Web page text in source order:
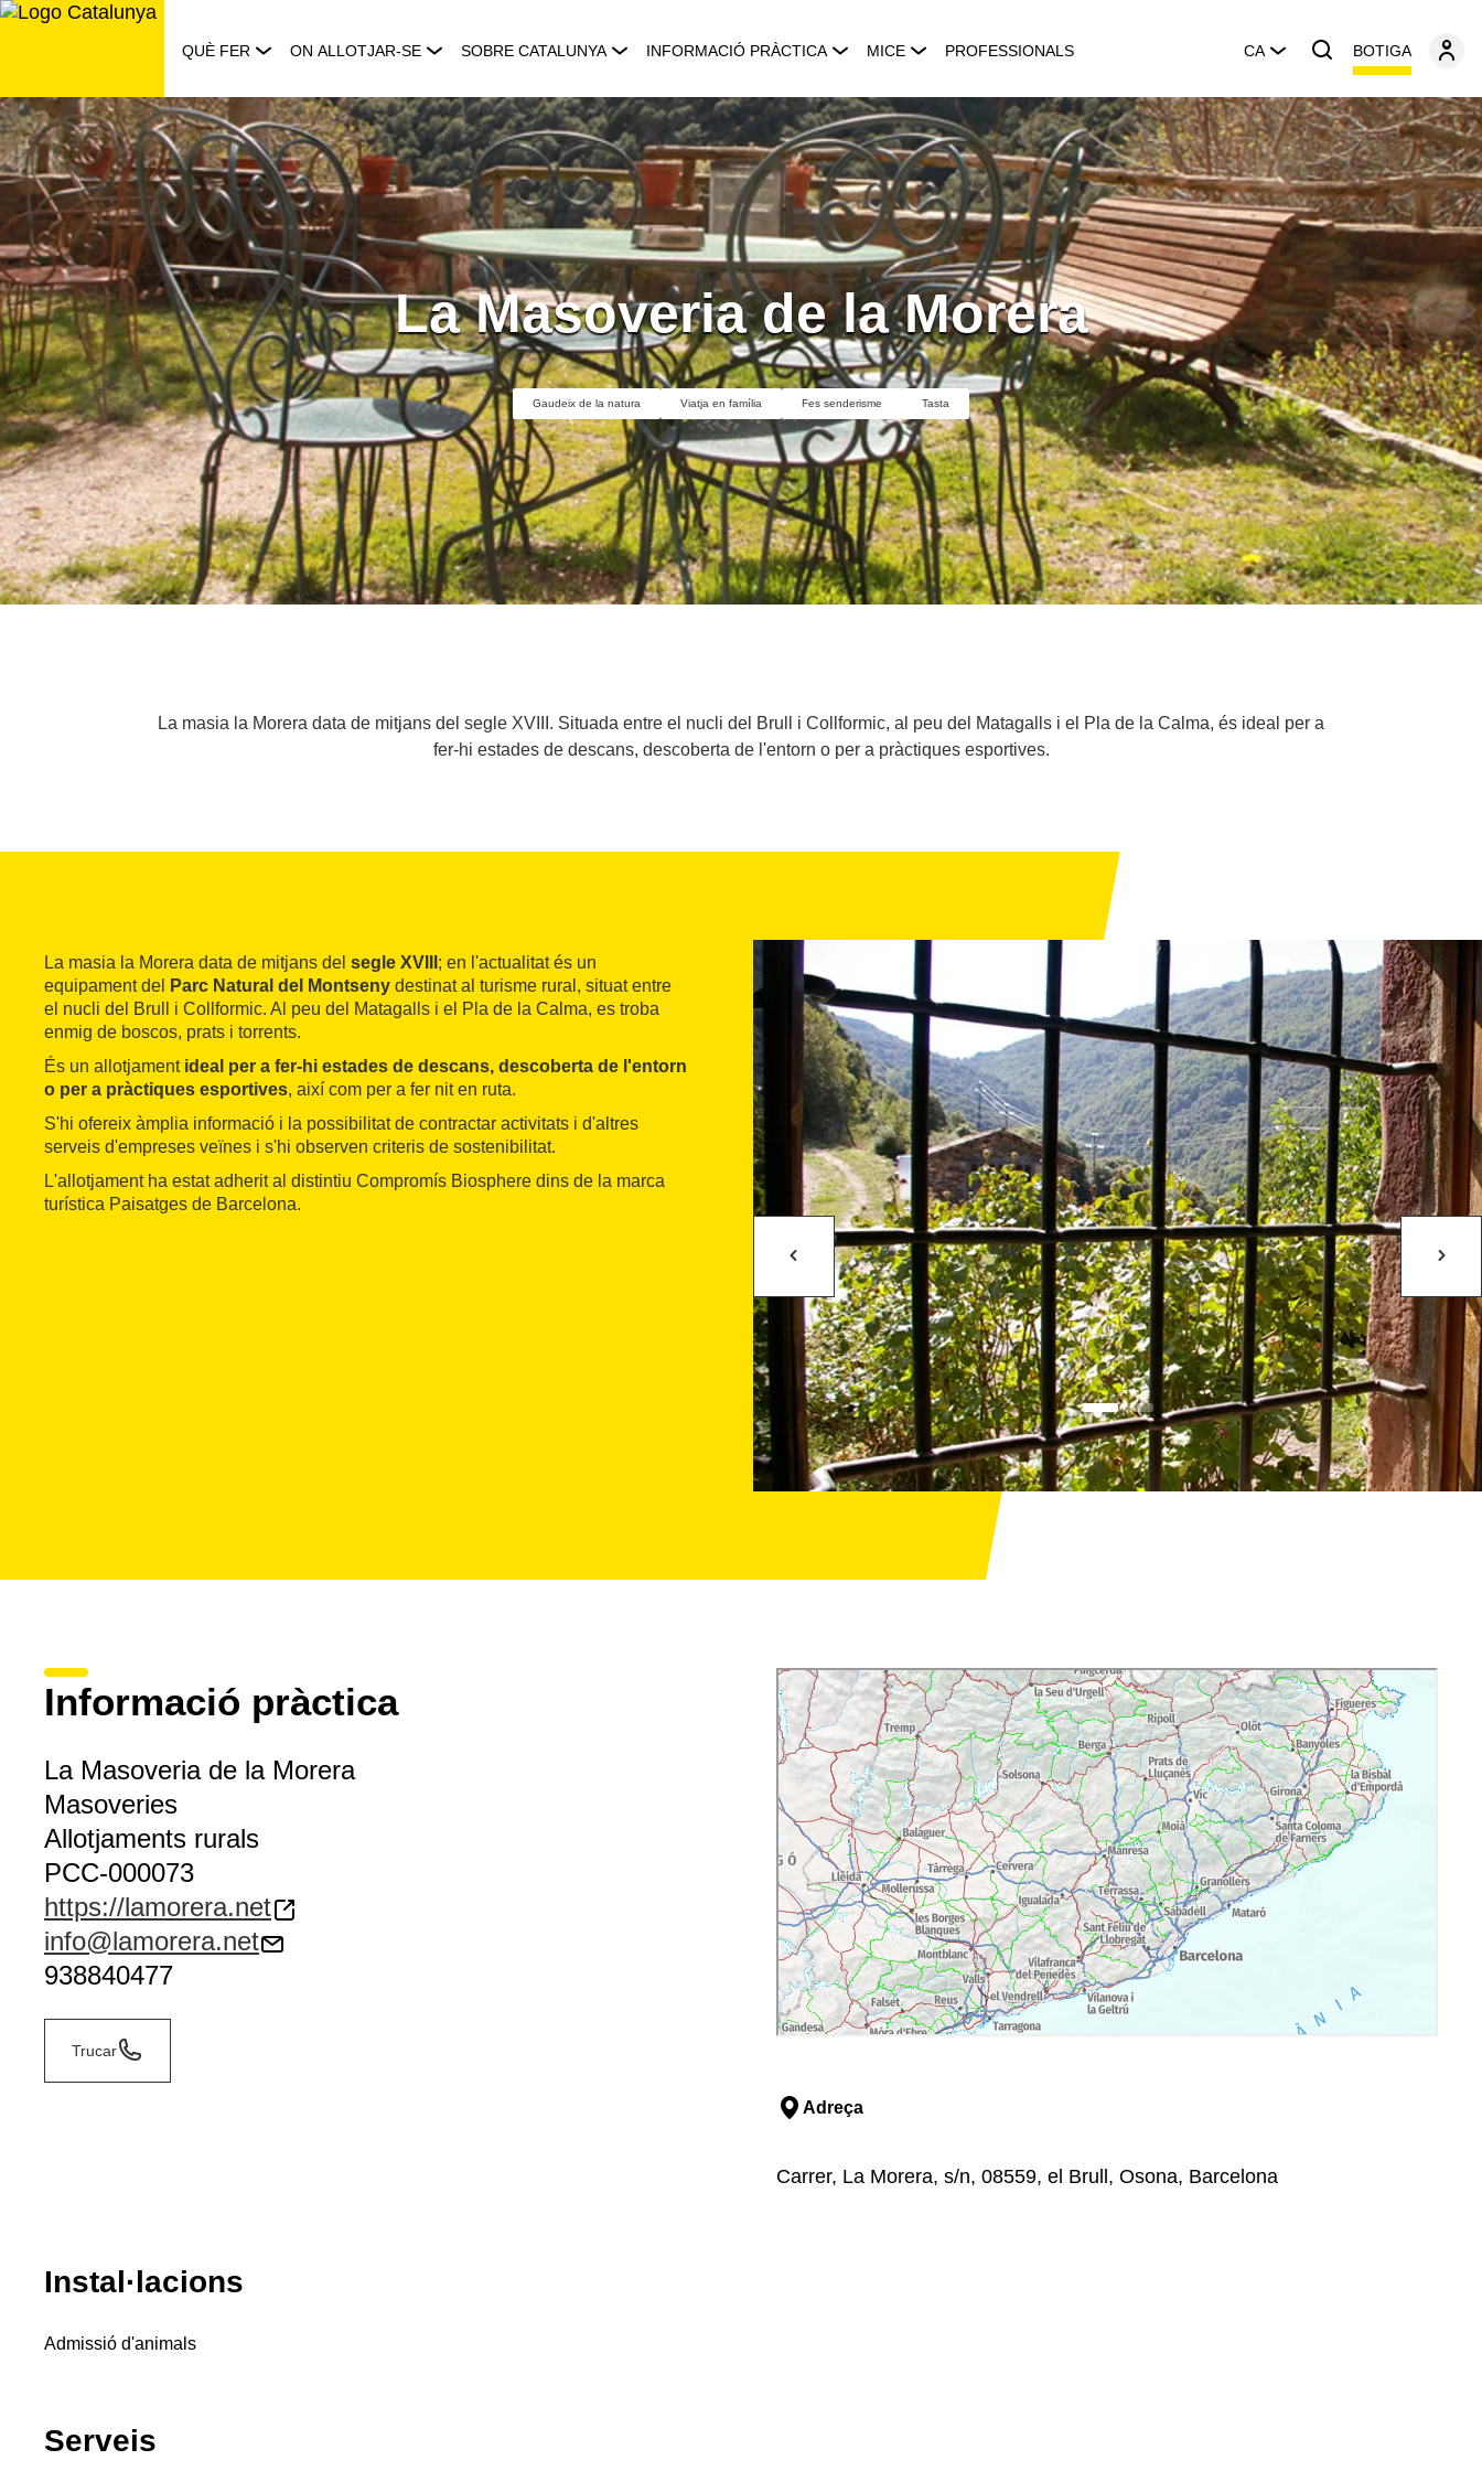
Saltar
QUÈ FER ON ALLOTJAR-SE SOBRE CATALUNYA INFORMACIÓ PRÀCTICA MICE PROFESSIONALS CA BOTIGA
La Masoveria de la Morera
Gaudeix de la natura Viatja en família Fes senderisme Tasta
La masia la Morera data de mitjans del segle XVIII. Situada entre el nucli del Brull i Collformic, al peu del Matagalls i el Pla de la Calma, és ideal per a
fer-hi estades de descans, descoberta de l'entorn o per a pràctiques esportives.
La masia la Morera data de mitjans del segle XVIII ; en l'actualitat és un
equipament del
Parc Natural del Montseny destinat al turisme rural, situat entre
el nucli del Brull i Collformic. Al peu del Matagalls i el Pla de la Calma, es troba
enmig de boscos, prats i torrents.
És un allotjament ideal per a fer-hi estades de descans, descoberta de l'entorn
o per a pràctiques esportives, així com per a fer nit en ruta.
S'hi ofereix àmplia informació i la possibilitat de contractar activitats i d'altres
serveis d'empreses veïnes i s'hi observen criteris de sostenibilitat.
L'allotjament ha estat adherit al distintiu Compromís Biosphere dins de la marca
turística Paisatges de Barcelona.
Informació pràctica
La Masoveria de la Morera
Masoveries
Allotjaments rurals
PCC-000073
https://lamorera.net
info@lamorera.net
938840477
Trucar
Adreça
Carrer, La Morera, s/n, 08559, el Brull, Osona, Barcelona
Instal·lacions
Admissió d'animals
Serveis